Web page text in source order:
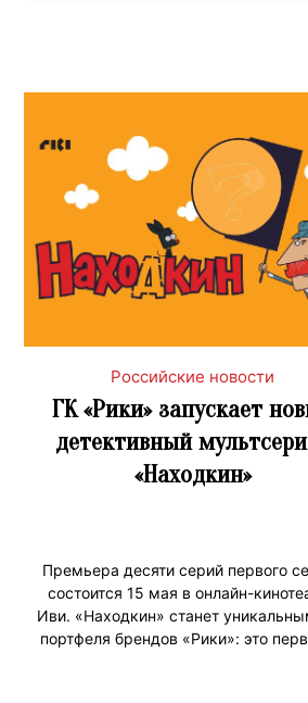
Российские новости
ГК «Рики» запускает
детективный
«Находкин»
Премьера десяти серий первого
состоится 15 мая в онлайн-
Иви. «Находкин» станет
портфеля брендов «Рики»: это